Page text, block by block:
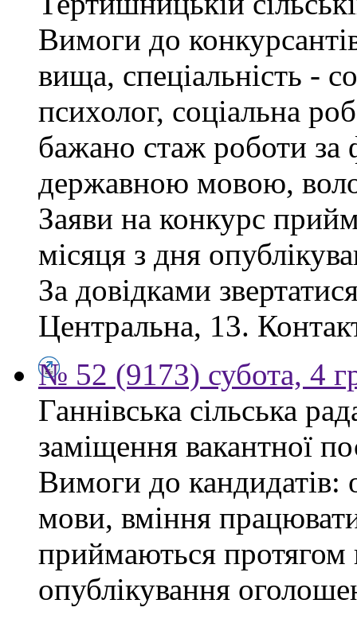
Вимоги до
вища, спеціальність -
психолог, соціальна
бажано стаж роботи за
державною мовою,
Заяви на конкурс
місяця з дня
За довідками
Центральна, 13.
№ 52 (9173) субота, 4
Ганнівська сільська
заміщення вакантної
Вимоги до кандидатів:
мови, вміння
приймаються протягом
опублікування